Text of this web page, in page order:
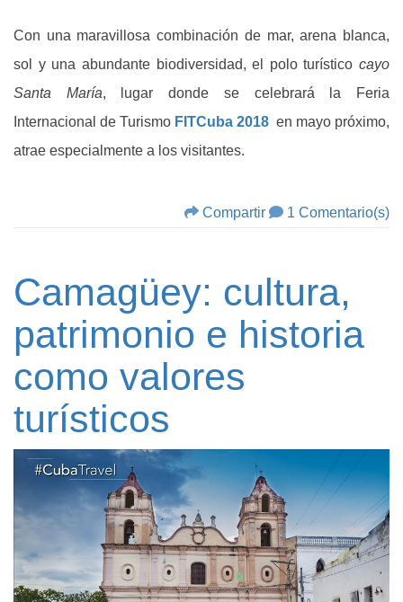
Con una maravillosa combinación de mar, arena blanca,
sol y una abundante biodiversidad, el polo turístico cayo
Santa María, lugar donde se celebrará la Feria
Internacional de Turismo FITCuba 2018 en mayo próximo,
atrae especialmente a los visitantes.
Compartir 1 Comentario(s)
Camagüey: cultura,
patrimonio e historia
como valores
turísticos